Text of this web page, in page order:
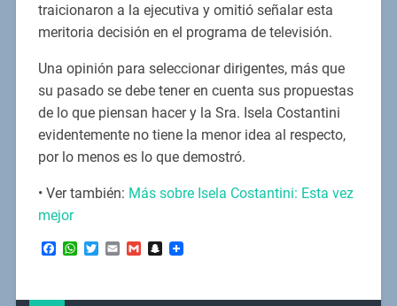
traicionaron a la ejecutiva y omitió señalar esta
meritoria decisión en el programa de televisión.
Una opinión para seleccionar dirigentes, más que
su pasado se debe tener en cuenta sus propuestas
de lo que piensan hacer y la Sra. Isela Costantini
evidentemente no tiene la menor idea al respecto,
por lo menos es lo que demostró.
• Ver también: Más sobre Isela Costantini: Esta vez
mejor
Facebook
WhatsApp
Twitter
EmailGmailSnapchat